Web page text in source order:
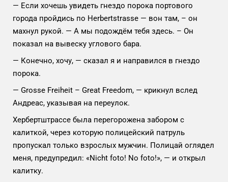
— Если хочешь увидеть гнездо порока портового
города пройдись по Herbertstrasse — вон там, – он
махнул рукой. — А мы подождём тебя здесь. – Он
показал на вывеску углового бара.
— Конечно, хочу, — сказал я и направился в гнездо
порока.
— Grosse Freiheit – Great Freedom, — крикнул вслед
Андреас, указывая на переулок.
Хербертштрассе была перегорожена забором с
калиткой, через которую полицейский патруль
пропускал только взрослых мужчин. Полицай оглядел
меня, предупредил: «Nicht foto! No foto!», — и открыл
калитку.